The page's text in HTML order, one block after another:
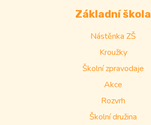
Základní škola
Nástěnka ZŠ
Kroužky
Školní zpravodaje
Akce
Rozvrh
Školní družina